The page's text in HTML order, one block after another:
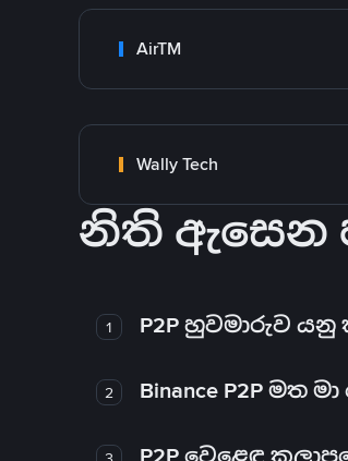
AirTM
Wally Tech
නිති ඇසෙන
1 P2P හුවමාරුව යනු
2 Binance P2P මත